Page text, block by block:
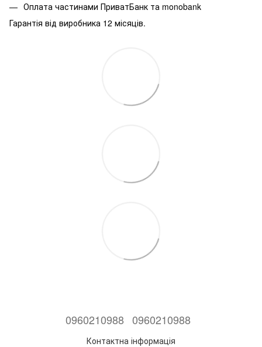
Оплата частинами ПриватБанк та monobank
Гарантія від виробника 12 місяців.
0960210988 0960210988
Контактна інформація